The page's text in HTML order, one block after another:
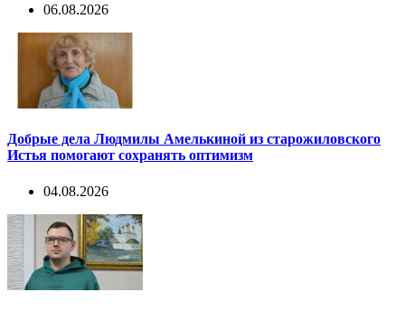
06.08.2026
Добрые дела Людмилы Амелькиной из старожиловского
Истья помогают сохранять оптимизм
04.08.2026